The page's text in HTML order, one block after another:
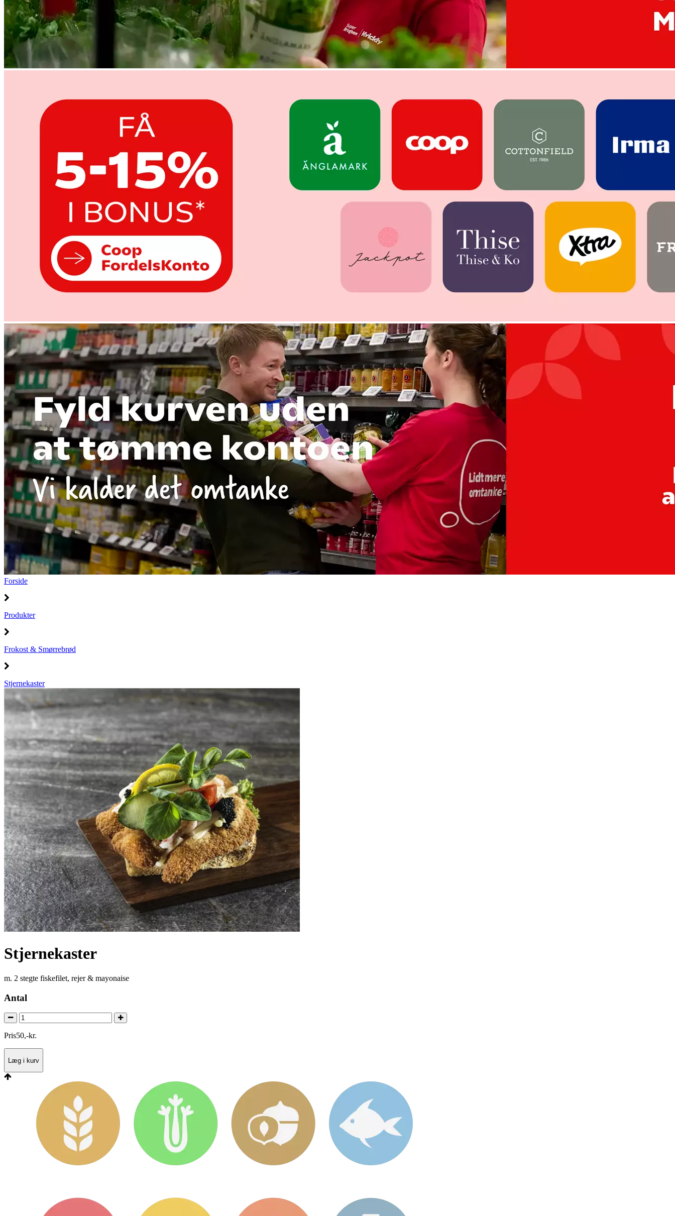
Forside
Produkter
Frokost & Smørrebrød
Stjernekaster
Stjernekaster
m. 2 stegte fiskefilet, rejer & mayonaise
Antal
Pris50,-kr.
Læg i kurv